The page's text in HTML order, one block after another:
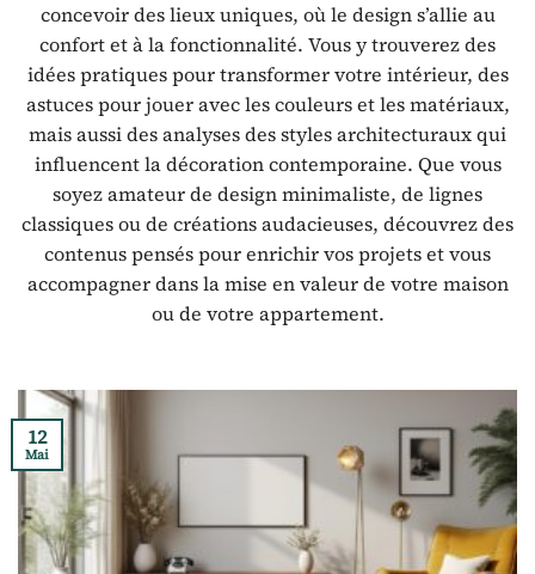
concevoir des lieux uniques, où le design s’allie au
confort et à la fonctionnalité. Vous y trouverez des
idées pratiques pour transformer votre intérieur, des
astuces pour jouer avec les couleurs et les matériaux,
mais aussi des analyses des styles architecturaux qui
influencent la décoration contemporaine. Que vous
soyez amateur de design minimaliste, de lignes
classiques ou de créations audacieuses, découvrez des
contenus pensés pour enrichir vos projets et vous
accompagner dans la mise en valeur de votre maison
ou de votre appartement.
12
Mai